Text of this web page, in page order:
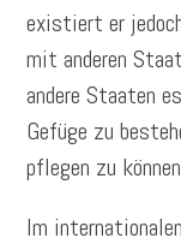
existiert er
mit anderen
andere Staaten
Gefüge zu
pflegen zu
Im